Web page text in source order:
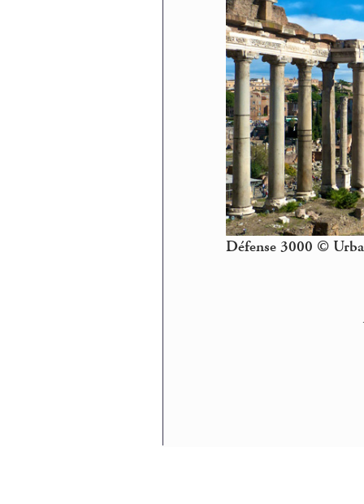
Défense 3000 ©